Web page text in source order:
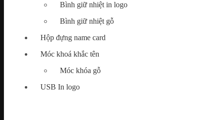
Bình giữ nhiệt in logo
Bình giữ nhiệt gỗ
Hộp đựng name card
Móc khoá khắc tên
Móc khóa gỗ
USB In logo